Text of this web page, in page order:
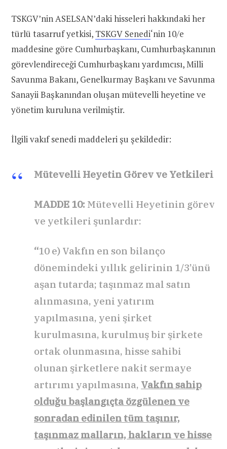
TSKGV’nin ASELSAN’daki hisseleri hakkındaki her
türlü tasarruf yetkisi, TSKGV Senedi‘nin 10/e
maddesine göre Cumhurbaşkanı, Cumhurbaşkanının
görevlendireceği Cumhurbaşkanı yardımcısı, Milli
Savunma Bakanı, Genelkurmay Başkanı ve Savunma
Sanayii Başkanından oluşan mütevelli heyetine ve
yönetim kuruluna verilmiştir.
İlgili vakıf senedi maddeleri şu şekildedir:
Mütevelli Heyetin Görev ve Yetkileri
MADDE 10: Mütevelli Heyetinin görev
ve yetkileri şunlardır:
“10 e) Vakfın en son bilanço
dönemindeki yıllık gelirinin 1/3’ünü
aşan tutarda; taşınmaz mal satın
alınmasına, yeni yatırım
yapılmasına, yeni şirket
kurulmasına, kurulmuş bir şirkete
ortak olunmasına, hisse sahibi
olunan şirketlere nakit sermaye
artırımı yapılmasına, Vakfın sahip
olduğu başlangıçta özgülenen ve
sonradan edinilen tüm taşınır,
taşınmaz malların, hakların ve hisse